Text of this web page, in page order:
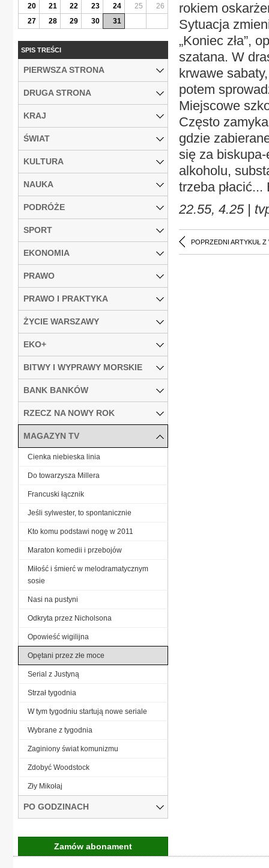
rokiem
Sytuacja
„Koniec zła”,
szatana. W
krwawe
potem
Miejscowe
Często
gdzie
się za biskupa-
alkoholu,
trzeba
22.55, 4.25 |
POPRZEDNI ARTYKUŁ Z
20
21 22 23 24 25
26
27
28 29 30 31
SPIS TREŚCI
PIERWSZA STRONA
DRUGA STRONA
KRAJ
ŚWIAT
KULTURA
NAUKA
PODRÓŻE
SPORT
EKONOMIA
PRAWO
PRAWO I PRAKTYKA
ŻYCIE WARSZAWY
EKO+
BITWY I WYPRAWY MORSKIE
BANK BANKÓW
RZECZ NA NOWY ROK
MAGAZYN TV
Cienka niebieska linia
Do towarzysza Millera
Francuski łącznik
Jeśli sylwester, to spontanicznie
Kto komu podstawi nogę w 2011
Maraton komedii i przebojów
Miłość i śmierć w melodramatycznym
sosie
Nasi na pustyni
Odkryta przez Nicholsona
Opowieść wigilijna
Opętani przez złe moce
Serial z Justyną
Strzał tygodnia
W tym tygodniu startują nowe seriale
Wybrane z tygodnia
Zaginiony świat komunizmu
Zdobyć Woodstock
Zły Mikołaj
PO GODZINACH
Zamów abonament